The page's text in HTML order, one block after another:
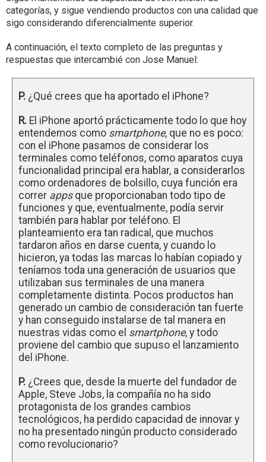
categorías, y sigue vendiendo productos con una calidad que
sigo considerando diferencialmente superior.
A continuación, el texto completo de las preguntas y
respuestas que intercambié con Jose Manuel:
P. ¿Qué crees que ha aportado el iPhone?
R. El iPhone aportó prácticamente todo lo que hoy
entendemos como smartphone, que no es poco:
con el iPhone pasamos de considerar los
terminales como teléfonos, como aparatos cuya
funcionalidad principal era hablar, a considerarlos
como ordenadores de bolsillo, cuya función era
correr appsque proporcionaban todo tipo de
funciones y que, eventualmente, podía servir
también para hablar por teléfono. El
planteamiento era tan radical, que muchos
tardaron años en darse cuenta, y cuando lo
hicieron, ya todas las marcas lo habían copiado y
teníamos toda una generación de usuarios que
utilizaban sus terminales de una manera
completamente distinta. Pocos productos han
generado un cambio de consideración tan fuerte
y han conseguido instalarse de tal manera en
nuestras vidas como el smartphone, y todo
proviene del cambio que supuso el lanzamiento
del iPhone.
P. ¿Crees que, desde la muerte del fundador de
Apple, Steve Jobs, la compañía no ha sido
protagonista de los grandes cambios
tecnológicos, ha perdido capacidad de innovar y
no ha presentado ningún producto considerado
como revolucionario?